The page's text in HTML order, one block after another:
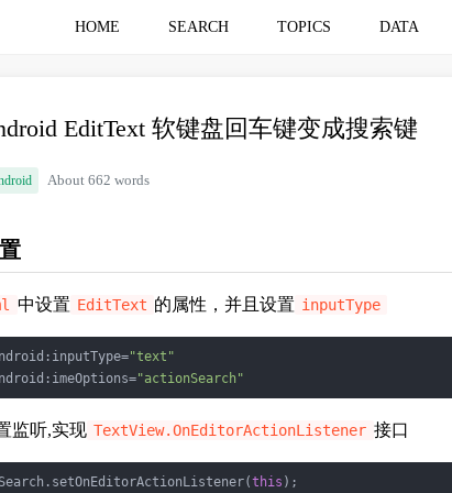
HOME SEARCH TOPICS DATA
EditText 软键盘回车键变成搜索键
About 662 words
中设置 EditText 的属性，并且设置 inputType
"text"
"actionSearch"
监听,实现 TextView.OnEditorActionListener 接口
this );